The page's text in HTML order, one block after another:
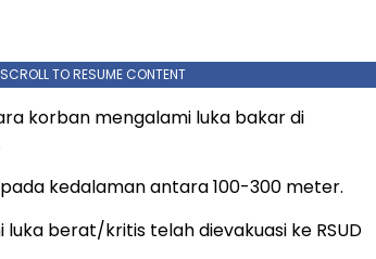
SCROLL TO RESUME CONTENT
korban mengalami luka bakar di
kedalaman antara 100-300 meter.
berat/kritis telah dievakuasi ke RSUD